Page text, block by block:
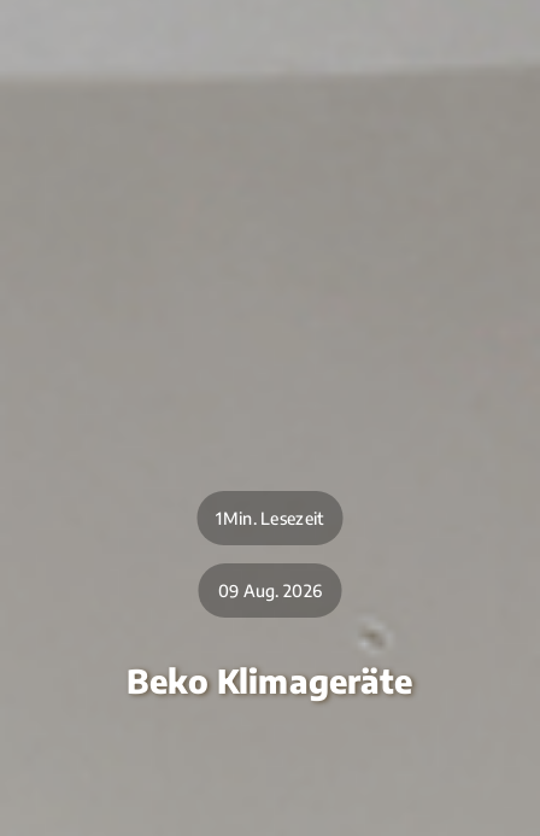
1Min. Lesezeit
09 Aug. 2026
Beko Klimageräte